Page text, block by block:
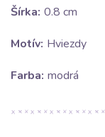
Šírka: 0.8 cm
Motív: Hviezdy
Farba: modrá